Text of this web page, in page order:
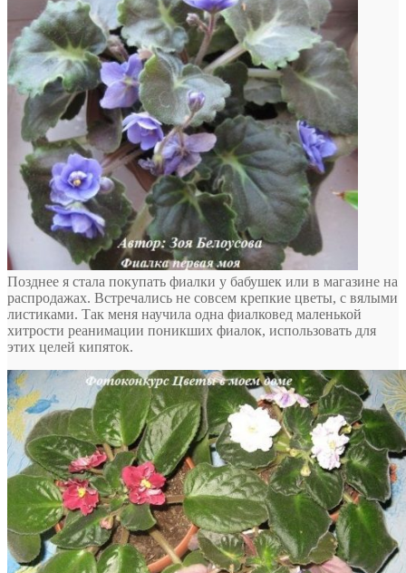
Позднее я стала покупать фиалки у бабушек или в магазине на
распродажах. Встречались не совсем крепкие цветы, с вялыми
листиками. Так меня научила одна фиалковед маленькой
хитрости реанимации поникших фиалок, использовать для
этих целей кипяток.